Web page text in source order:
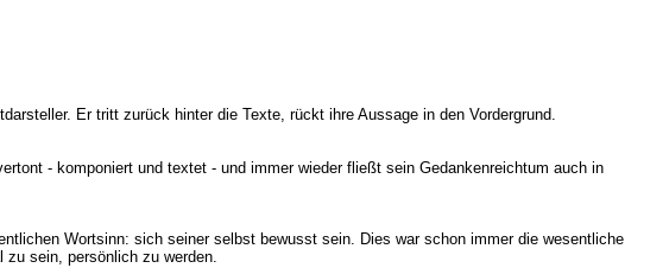
Er tritt zurück hinter die Texte, rückt ihre Aussage in den Vordergrund.
- komponiert und textet - und immer wieder fließt sein Gedankenreichtum auch in
Wortsinn: sich seiner selbst bewusst sein. Dies war schon immer die wesentliche
sein, persönlich zu werden.